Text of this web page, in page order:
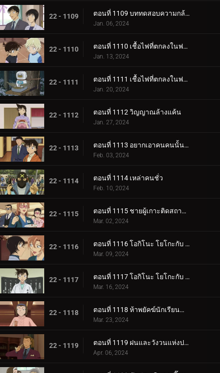
22 - 1109 ตอนที่ 1109 บททดสอบความกล้าของขบวนการนักสืบเยาวชน
Jan. 06, 2024
22 - 1110 ตอนที่ 1110 เชื้อไฟที่ตกลงในฟาร์ม (ภาคแรก)
Jan. 13, 2024
22 - 1111 ตอนที่ 1111 เชื้อไฟที่ตกลงในฟาร์ม (ภาคจบ)
Jan. 20, 2024
22 - 1112 ตอนที่ 1112 วิญญาณล้างแค้น
Jan. 27, 2024
22 - 1113 ตอนที่ 1113 อยากเอาคนคนนั้นกลับมา
Feb. 03, 2024
22 - 1114 ตอนที่ 1114 เหล่าคนชั่ว
Feb. 10, 2024
22 - 1115 ตอนที่ 1115 ชายผู้เกาะติดสถานีตำรวจ
Mar. 02, 2024
22 - 1116 ตอนที่ 1116 โอกิโนะ โยโกะกับ ห้องปิดตายใต้หลังคา (ภาคแรก)
Mar. 09, 2024
22 - 1117 ตอนที่ 1117 โอกิโนะ โยโกะกับ ห้องปิดตายใต้หลังคา (ภาคจบ)
Mar. 16, 2024
22 - 1118 ตอนที่ 1118 ห้าพยัคฆ์นักเรียนตำรวจ Wild Police Story CASE.โมโรฟุชิ ฮิโรมิทสึ
Mar. 23, 2024
22 - 1119 ตอนที่ 1119 ฝนและวังวนแห่งประสงค์ร้าย
Apr. 06, 2024